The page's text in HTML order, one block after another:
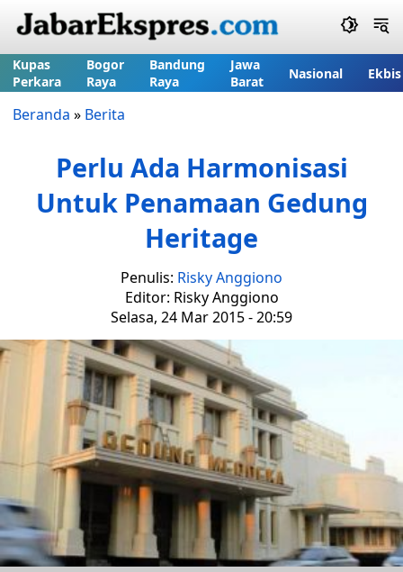
Kupas
Perkara
Bogor
Raya
Bandung
Raya
Jawa
Barat
Nasional Ekbis
Beranda » Berita
Perlu Ada Harmonisasi
Untuk Penamaan Gedung
Heritage
Penulis: Risky Anggiono
Editor: Risky Anggiono
Selasa, 24 Mar 2015 - 20:59